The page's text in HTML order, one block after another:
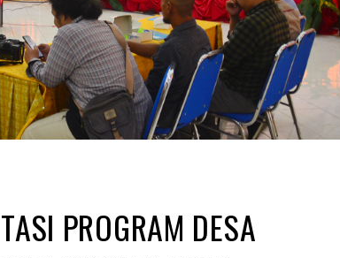
PROGRAM DESA